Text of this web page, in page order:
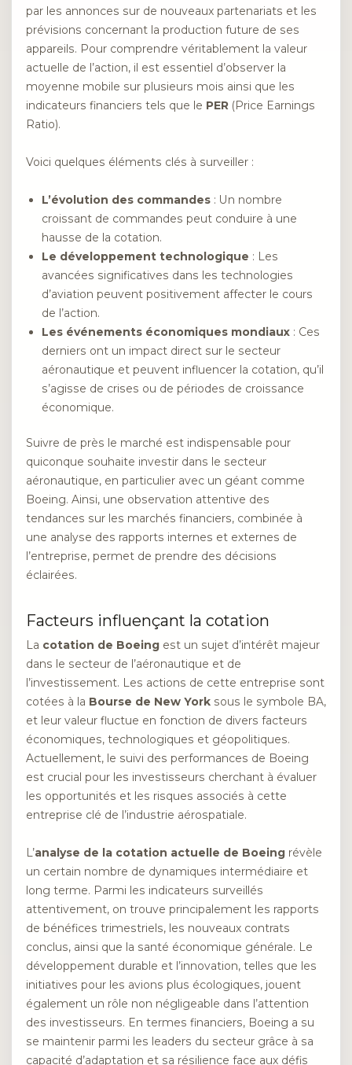
par les annonces sur de nouveaux partenariats et les
prévisions concernant la production future de ses
appareils. Pour comprendre véritablement la valeur
actuelle de l’action, il est essentiel d’observer la
moyenne mobile sur plusieurs mois ainsi que les
indicateurs financiers tels que le PER (Price Earnings
Ratio).
Voici quelques éléments clés à surveiller :
L’évolution des commandes : Un nombre
croissant de commandes peut conduire à une
hausse de la cotation.
Le développement technologique : Les
avancées significatives dans les technologies
d’aviation peuvent positivement affecter le cours
de l’action.
Les événements économiques mondiaux : Ces
derniers ont un impact direct sur le secteur
aéronautique et peuvent influencer la cotation, qu’il
s’agisse de crises ou de périodes de croissance
économique.
Suivre de près le marché est indispensable pour
quiconque souhaite investir dans le secteur
aéronautique, en particulier avec un géant comme
Boeing. Ainsi, une observation attentive des
tendances sur les marchés financiers, combinée à
une analyse des rapports internes et externes de
l’entreprise, permet de prendre des décisions
éclairées.
Facteurs influençant la cotation
La cotation de Boeing est un sujet d’intérêt majeur
dans le secteur de l’aéronautique et de
l’investissement. Les actions de cette entreprise sont
cotées à la Bourse de New York sous le symbole BA,
et leur valeur fluctue en fonction de divers facteurs
économiques, technologiques et géopolitiques.
Actuellement, le suivi des performances de Boeing
est crucial pour les investisseurs cherchant à évaluer
les opportunités et les risques associés à cette
entreprise clé de l’industrie aérospatiale.
L’analyse de la cotation actuelle de Boeing révèle
un certain nombre de dynamiques intermédiaire et
long terme. Parmi les indicateurs surveillés
attentivement, on trouve principalement les rapports
de bénéfices trimestriels, les nouveaux contrats
conclus, ainsi que la santé économique générale. Le
développement durable et l’innovation, telles que les
initiatives pour les avions plus écologiques, jouent
également un rôle non négligeable dans l’attention
des investisseurs. En termes financiers, Boeing a su
se maintenir parmi les leaders du secteur grâce à sa
capacité d’adaptation et sa résilience face aux défis